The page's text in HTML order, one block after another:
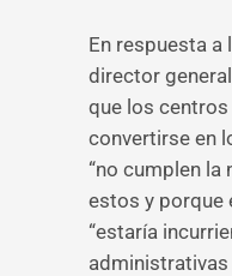
En respuesta a
director
que los centros
convertirse en
“no cumplen la
estos y porque
“estaría